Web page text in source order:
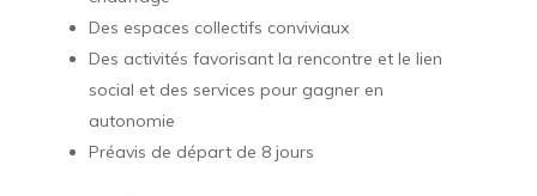
Des espaces collectifs conviviaux
Des activités favorisant la rencontre et le lien
social et des services pour gagner en
autonomie
Préavis de départ de 8 jours